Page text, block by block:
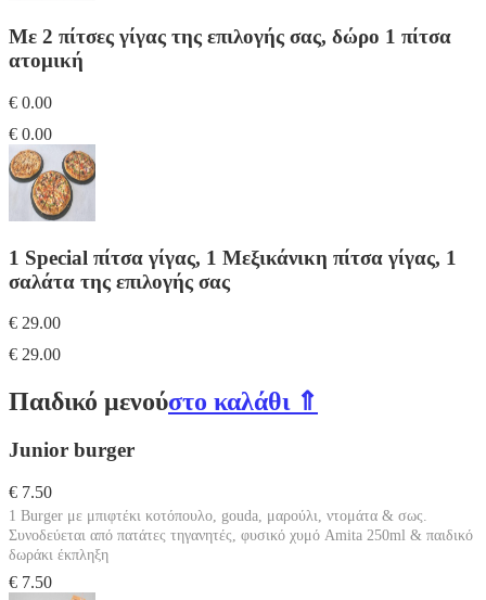
Με 2 πίτσες γίγας της επιλογής σας, δώρο 1 πίτσα
ατομική
€ 0.00
€ 0.00
1 Special πίτσα γίγας, 1 Μεξικάνικη πίτσα γίγας, 1
σαλάτα της επιλογής σας
€ 29.00
€ 29.00
Παιδικό μενούστο καλάθι ⇑
Junior burger
€ 7.50
1 Burger με μπιφτέκι κοτόπουλο, gouda, μαρούλι, ντομάτα & σως.
Συνοδεύεται από πατάτες τηγανητές, φυσικό χυμό Amita 250ml & παιδικό
δωράκι έκπληξη
€ 7.50